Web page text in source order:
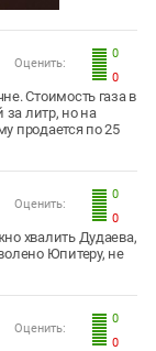
0
0
Оценить:
Стоимость газа в
за литр, но на
продается по 25
0
0
Оценить:
хвалить Дудаева,
Юпитеру, не
0
0
Оценить: